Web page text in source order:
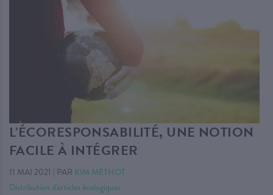
L’ÉCORESPONSABILITÉ, UNE NOTION
FACILE À INTÉGRER
11 MAI 2021 | PAR KIM MÉTHOT
Distribution d'articles écologiques